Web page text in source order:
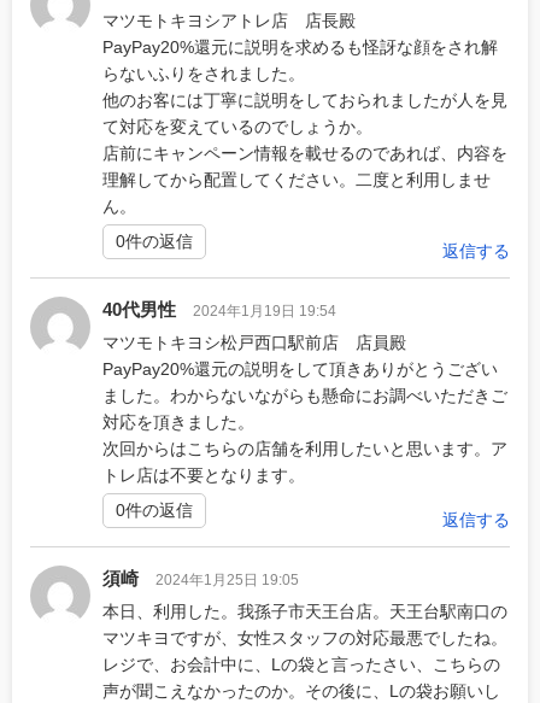
マツモトキヨシアトレ店 店長殿
PayPay20%還元に説明を求めるも怪訝な顔をされ解
らないふりをされました。
他のお客には丁寧に説明をしておられましたが人を見
て対応を変えているのでしょうか。
店前にキャンペーン情報を載せるのであれば、内容を
理解してから配置してください。二度と利用しませ
ん。
返信する
0件の返信
40代男性 2024年1月19日 19:54
マツモトキヨシ松戸西口駅前店 店員殿
PayPay20%還元の説明をして頂きありがとうござい
ました。わからないながらも懸命にお調べいただきご
対応を頂きました。
次回からはこちらの店舗を利用したいと思います。ア
トレ店は不要となります。
返信する
0件の返信
須崎 2024年1月25日 19:05
本日、利用した。我孫子市天王台店。天王台駅南口の
マツキヨですが、女性スタッフの対応最悪でしたね。
レジで、お会計中に、Lの袋と言ったさい、こちらの
声が聞こえなかったのか。その後に、Lの袋お願いし